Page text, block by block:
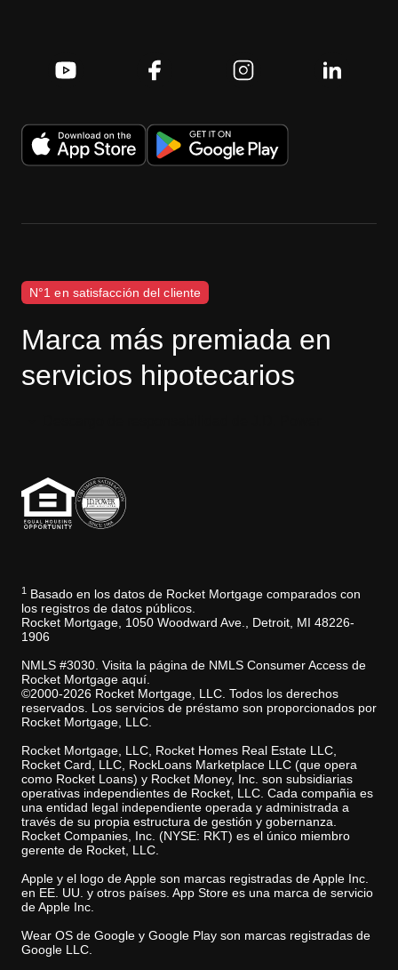
N°1 en satisfacción del cliente
Marca más premiada en
servicios hipotecarios
1
Basado en los datos de Rocket Mortgage comparados con
los registros de datos públicos.
Rocket Mortgage, 1050 Woodward Ave., Detroit, MI 48226-
1906
NMLS #3030. Visita la página de NMLS Consumer Access de
Rocket Mortgage aquí.
©2000-2026 Rocket Mortgage, LLC. Todos los derechos
reservados. Los servicios de préstamo son proporcionados por
Rocket Mortgage, LLC.
Rocket Mortgage, LLC, Rocket Homes Real Estate LLC,
Rocket Card, LLC, RockLoans Marketplace LLC (que opera
como Rocket Loans) y Rocket Money, Inc. son subsidiarias
operativas independientes de Rocket, LLC. Cada compañia es
una entidad legal independiente operada y administrada a
través de su propia estructura de gestión y gobernanza.
Rocket Companies, Inc. (NYSE: RKT) es el único miembro
gerente de Rocket, LLC.
Apple y el logo de Apple son marcas registradas de Apple Inc.
en EE. UU. y otros países. App Store es una marca de servicio
de Apple Inc.
Wear OS de Google y Google Play son marcas registradas de
Google LLC.